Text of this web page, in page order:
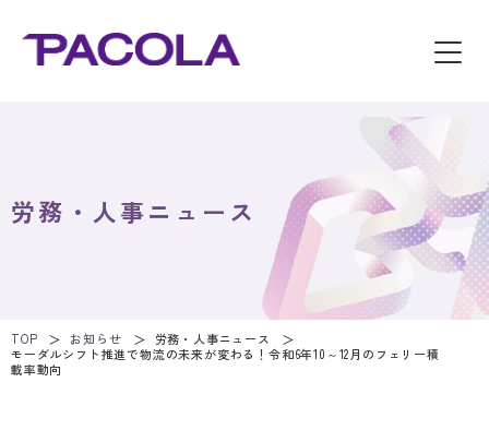
労務・人事ニュース
TOP お知らせ
労務・人事ニュース
モーダルシフト推進で物流の未来が変わる！令和6年10～12月のフェリー積
載率動向